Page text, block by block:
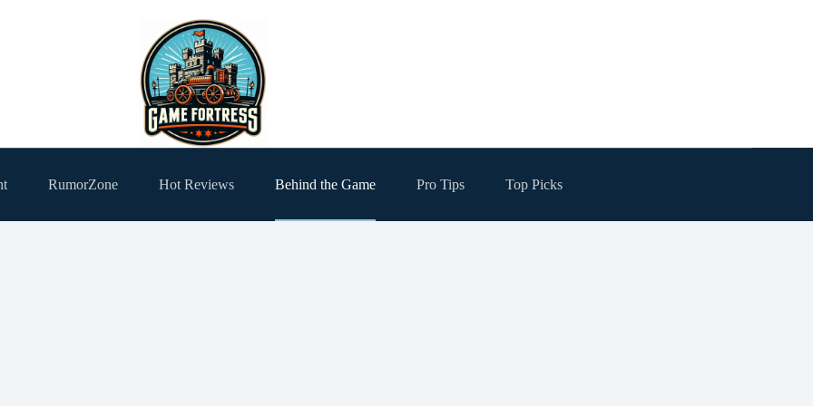
RumorZone Hot Reviews Behind the Game Pro Tips Top Picks